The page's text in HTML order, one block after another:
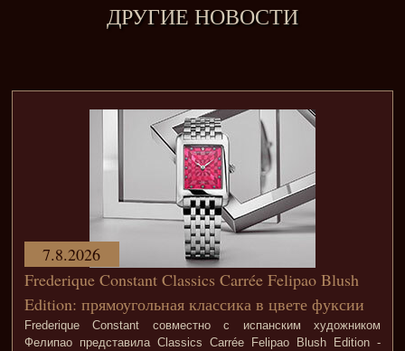
ДРУГИЕ НОВОСТИ
Frederique Constant Classics Carrée Felipao Blush
Edition: прямоугольная классика в цвете фуксии
Frederique Constant совместно с испанским художником
Фелипао представила Classics Carrée Felipao Blush Edition -
7.8.2026